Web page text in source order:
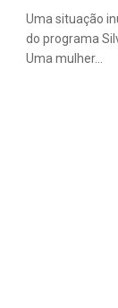
Uma situação
do programa
Uma mulher…